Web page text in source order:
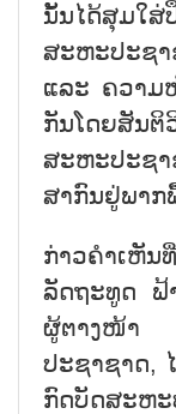
ນັ້ນໄດ້ສຸມໃສ່
ສະຫະປະຊ
ແລະ ຄວາມ
ກັນໂດຍສັນ
ສະຫະປະຊ
ສາກົນຢູ່ພາກ
ກ່າວຄຳເຫັ
ລັດຖະທູດ ຟ້
ຜູ້ຕາງໜ້າ
ປະຊາຊາດ,
ກົດບັດສະຫ